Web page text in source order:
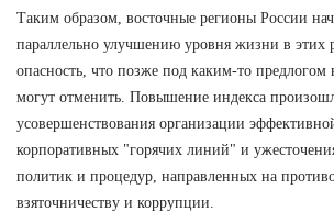
Таким образом, восточные регионы России
параллельно улучшению уровня жизни в этих
опасность, что позже под каким-то
могут отменить. Повышение индекса
усовершенствования организации
корпоративных "горячих линий" и
политик и процедур, направленных на
взяточничеству и коррупции.